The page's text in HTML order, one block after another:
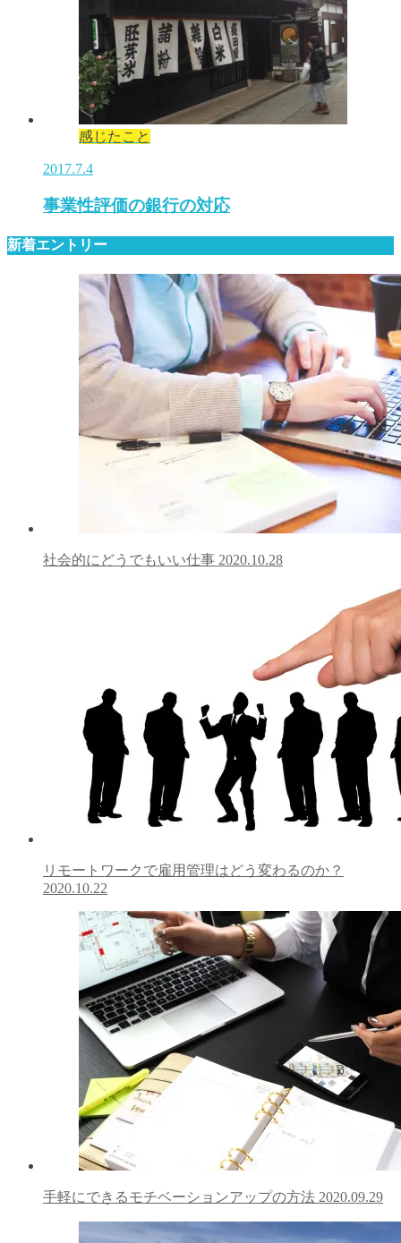
感じたこと
2017.7.4
事業性評価の銀行の対応
新着エントリー
社会的にどうでもいい仕事 2020.10.28
リモートワークで雇用管理はどう変わるのか？
2020.10.22
手軽にできるモチベーションアップの方法 2020.09.29